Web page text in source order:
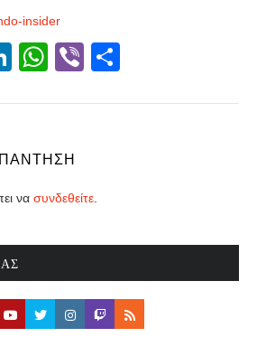
insider
LinkedIn
WhatsApp
Viber
να συνδεθείτε